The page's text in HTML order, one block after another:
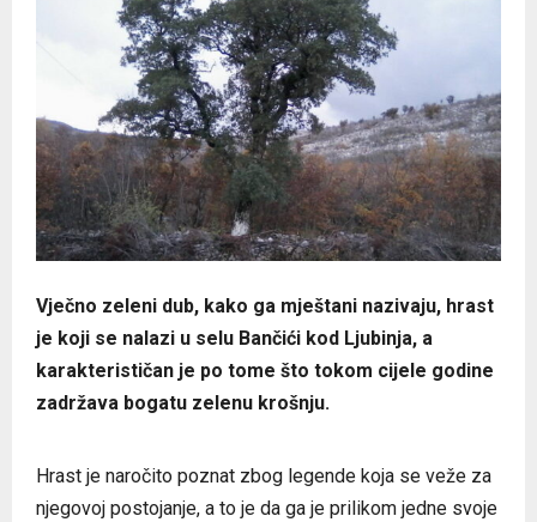
Vječno zeleni dub, kako ga mještani nazivaju, hrast
je koji se nalazi u selu Bančići kod Ljubinja, a
karakterističan je po tome što tokom cijele godine
zadržava bogatu zelenu krošnju.
Hrast je naročito poznat zbog legende koja se veže za
njegovoj postojanje, a to je da ga je prilikom jedne svoje